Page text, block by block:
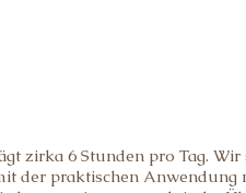
zirka 6 Stunden pro Tag.
der praktischen Anwendung